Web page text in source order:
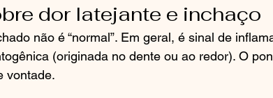
dor latejante e inchaço
não é “normal”. Em geral, é sinal de
(originada no dente ou ao redor). O
vontade.